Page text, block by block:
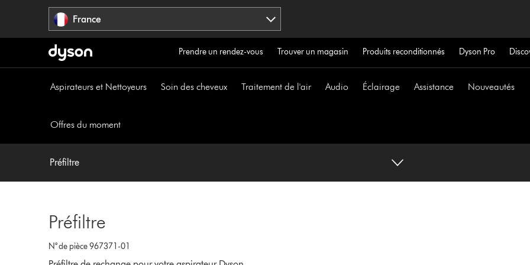
France
Prendre un rendez-vous Trouver un magasin Produits reconditionnés Dyson Pro
Aspirateurs et Nettoyeurs Soin des cheveux Traitement de l'air Audio Éclairage Assistance Nouveautés
Offres du moment
Préfiltre
Préfiltre
N° de pièce 967371-01